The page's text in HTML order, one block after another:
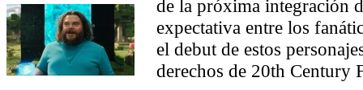
de la próxima integración
expectativa entre los
el debut de estos
derechos de 20th Century